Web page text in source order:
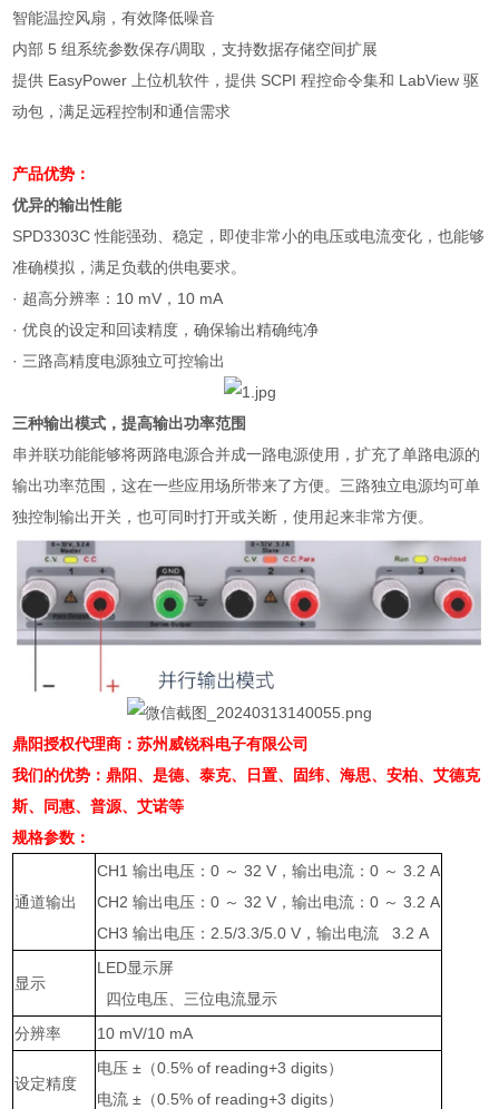
智能温控风扇，有效降低噪音
内部 5组系统参数保存/调取，支持数据存储空间扩展
提供 EasyPower 上位机软件，提供 SCPI 程控命令集和 LabView 驱
动包，满足远程控制和通信需求
产品优势：
优异的输出性能
SPD3303C性能强劲、稳定，即使非常小的电压或电流变化，也能够
准确模拟，满足负载的供电要求。
· 超高分辨率： 10 mV ， 10 mA
·优良的设定和回读精度，确保输出精确纯净
· 三路高精度电源独立可控输出
三种输出模式，提高输出功率范围
串并联功能能够将两路电源合并成一路电源使用，扩充了单路电源的
输出功率范围，这在一些应用场所带来了方便。三路独立电源均可单
独控制输出开关，也可同时打开或关断，使用起来非常方便。
鼎阳授权代理商：苏州威锐科电子有限公司
我们的优势：鼎阳、是德、泰克、日置、固纬、海思、安柏、艾德克
斯、同惠、普源、艾诺等
规格参数：
通道输出
CH1输出电压：0 ～ 32 V ，输出电流：0 ～ 3.2 A
CH2输出电压：0 ～ 32 V ，输出电流：0 ～ 3.2 A
CH3输出电压： 2.5/3.3/5.0 V ，输出电流 3.2 A
显示
LED显示屏
四位电压、三位电流显示
分辨率
10 mV/10 mA
设定精度
电压 ± （0.5% of reading+3 digits）
电流 ± （0.5% of reading+3 digits）